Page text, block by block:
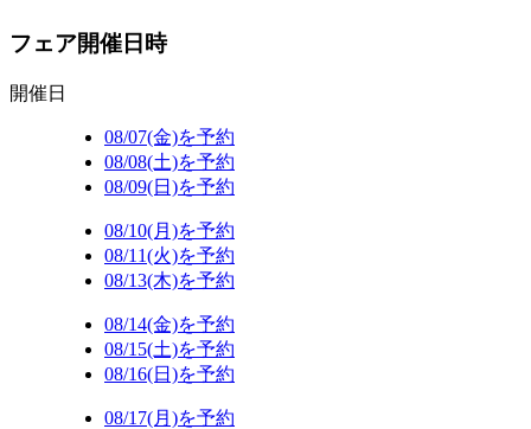
フェア開催日時
開催日
08/07(金)を予約
08/08(土)を予約
08/09(日)を予約
08/10(月)を予約
08/11(火)を予約
08/13(木)を予約
08/14(金)を予約
08/15(土)を予約
08/16(日)を予約
08/17(月)を予約